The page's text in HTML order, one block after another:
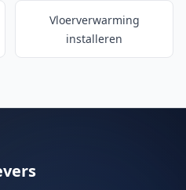
Vloerverwarming
installeren